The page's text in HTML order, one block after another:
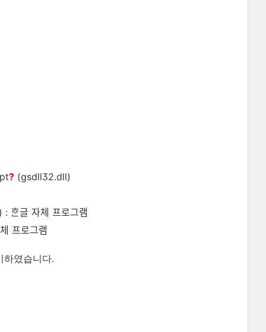
? (gsdll32.dll)
글 자체 프로그램
프로그램
였습니다.